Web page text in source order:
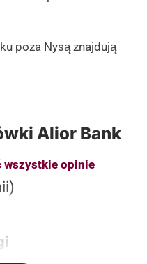
poza Nysą znajdują
Alior Bank
wszystkie opinie